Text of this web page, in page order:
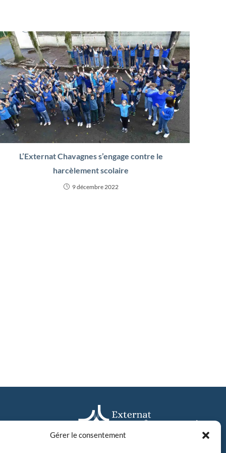
Gérer le consentement
L’Externat Chavagnes s’engage contre le
harcèlement scolaire
9 décembre 2022